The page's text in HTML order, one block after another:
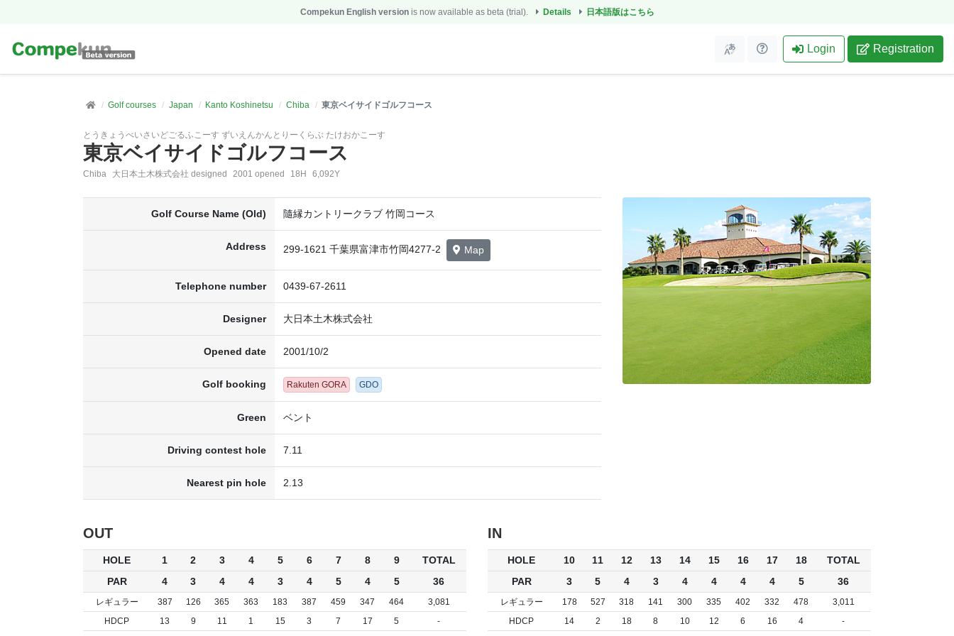
Compekun English versionis now available as beta (trial). Details 日本語版はこちら
Login Registration
Golf courses Japan Kanto Koshinetsu Chiba 東京ベイサイドゴルフコース
とうきょうべいさいどごるふこーす ずいえんかんとりーくらぶ たけおかこーす
東京ベイサイドゴルフコース
Chiba 大日本土木株式会社 designed 2001 opened 18H 6,092Y
Golf Course Name (Old) 隨縁カントリークラブ 竹岡コース
Address 299-1621 千葉県富津市竹岡4277-2 Map
Telephone number 0439-67-2611
Designer 大日本土木株式会社
Opened date 2001/10/2
Golf booking Rakuten GORA GDO
Green ベント
Driving contest hole 7.11
Nearest pin hole 2.13
OUT
HOLE 1 2 3 4 5 6 7 8 9
TOTAL
PAR
4 3 4 4 3 4 5 4 5 36
レギュラー 387 126 365 363 183 387 459 347 464
3,081
HDCP
13 9 11 1 15 3 7 17 5 -
IN
HOLE 10 11 12 13 14 15 16 17 18
TOTAL
PAR
3 5 4 3 4 4 4 4 5 36
レギュラー 178 527 318 141 300 335 402 332 478
3,011
HDCP
14 2 18 8 10 12 6 16 4 -